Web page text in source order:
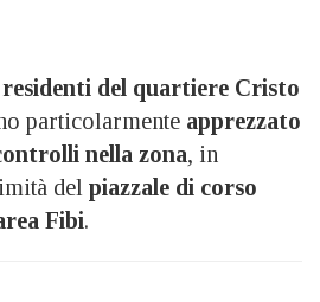
residenti del quartiere Cristo
particolarmente apprezzato
nella zona, in
del piazzale di corso
Fibi.